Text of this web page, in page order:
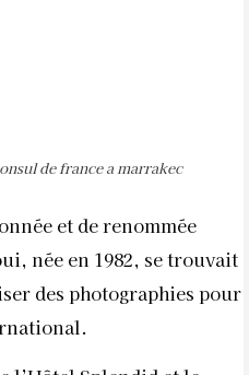
de france a marrakec
et de renommée
née en 1982, se trouvait
des photographies pour